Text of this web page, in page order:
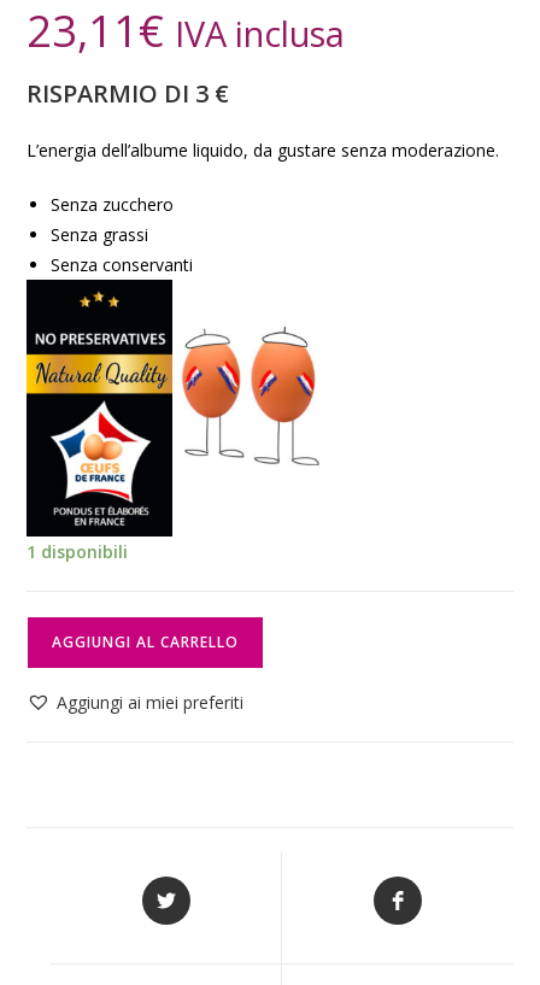
23,11€ IVA inclusa
RISPARMIO DI 3 €
L’energia dell’albume liquido, da gustare senza moderazione.
Senza zucchero
Senza grassi
Senza conservanti
1 disponibili
AGGIUNGI AL CARRELLO
Aggiungi ai miei preferiti